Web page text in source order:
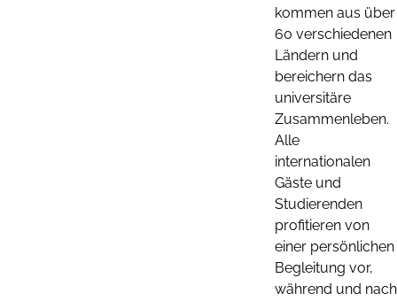
kommen aus über
60 verschiedenen
Ländern und
bereichern das
universitäre
Zusammenleben.
Alle
internationalen
Gäste und
Studierenden
profitieren von
einer persönlichen
Begleitung vor,
während und nach